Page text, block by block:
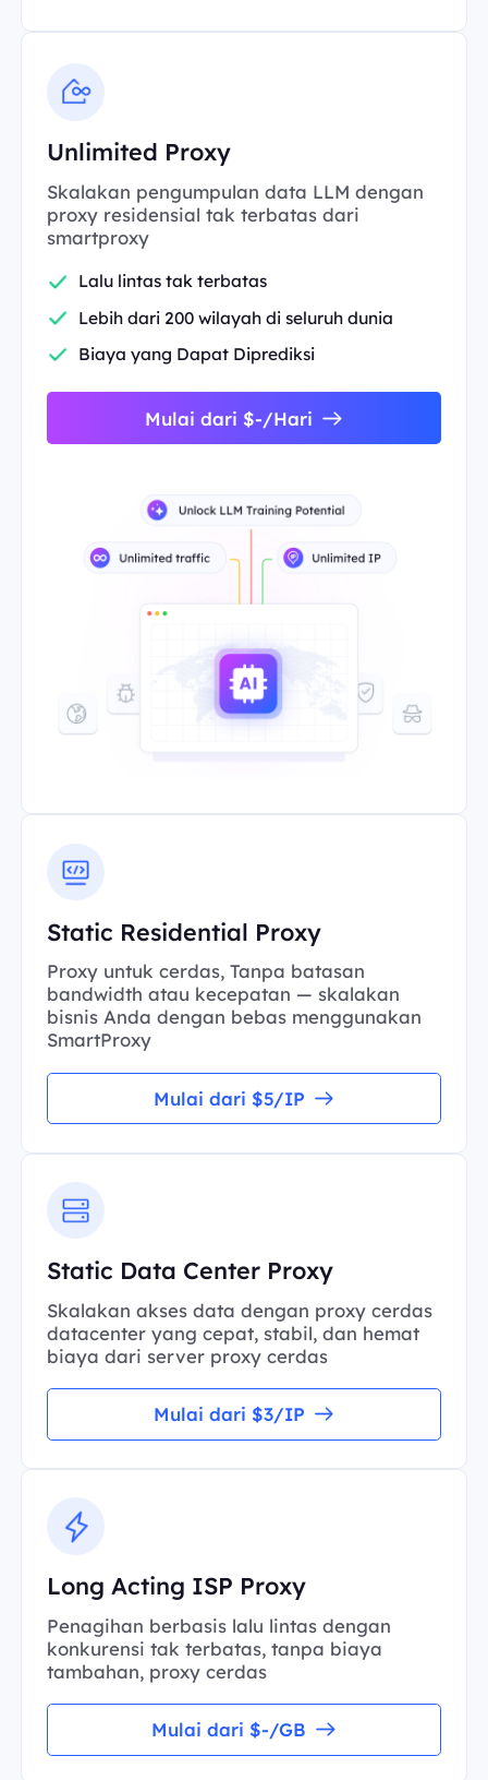
Unlimited Proxy
Skalakan pengumpulan data LLM dengan
proxy residensial tak terbatas dari
smartproxy
Lalu lintas tak terbatas
Lebih dari 200 wilayah di seluruh dunia
Biaya yang Dapat Diprediksi
Mulai dari $-/Hari
Static Residential Proxy
Proxy untuk cerdas, Tanpa batasan
bandwidth atau kecepatan — skalakan
bisnis Anda dengan bebas menggunakan
SmartProxy
Mulai dari $5/IP
Static Data Center Proxy
Skalakan akses data dengan proxy cerdas
datacenter yang cepat, stabil, dan hemat
biaya dari server proxy cerdas
Mulai dari $3/IP
Long Acting ISP Proxy
Penagihan berbasis lalu lintas dengan
konkurensi tak terbatas, tanpa biaya
tambahan, proxy cerdas
Mulai dari $-/GB